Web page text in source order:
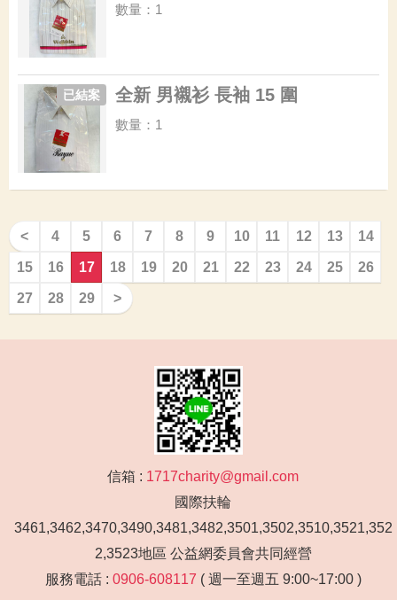
數量：1
全新 男襯衫 長袖 15 圍
已結案
數量：1
< 4 5 6 7 8 9 10 11 12 13 14
15 16 17 18 19 20 21 22 23 24 25 26
27 28 29 >
信箱 : 1717charity@gmail.com
國際扶輪
3461,3462,3470,3490,3481,3482,3501,3502,3510,3521,352
2,3523地區 公益網委員會共同經營
服務電話 : 0906-608117 ( 週一至週五 9:00~17:00 )